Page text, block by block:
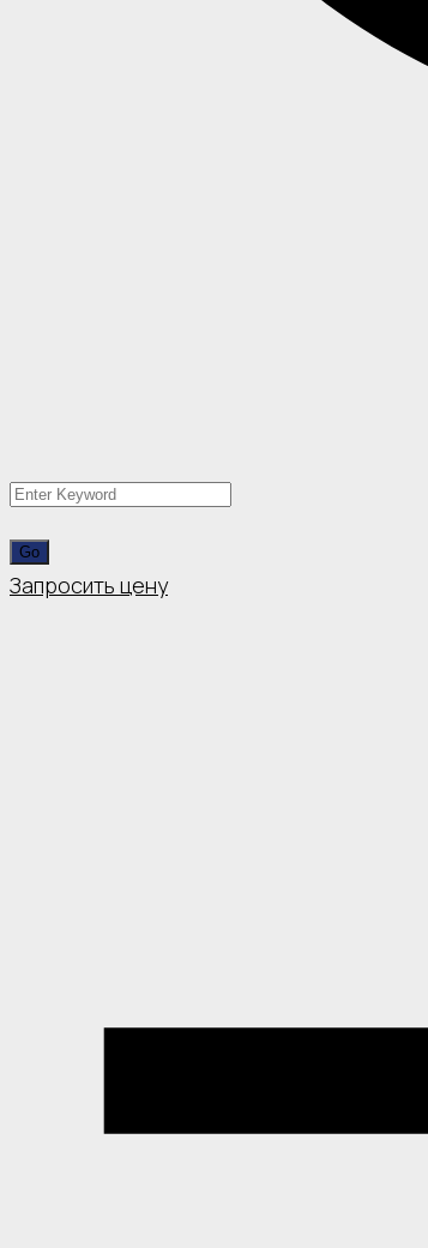
Запросить цену